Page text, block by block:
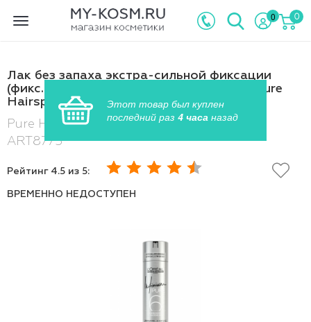
Toggle
0 0
Лак без запаха экстра-сильной фиксации
(фикс.4) - L'Оreal Professionnel Infinium Pure
Hairspray Extra-Fort Extra-Strong
Pure Hairspray Extra-Strong , Артикул:
ART8775
Рейтинг 4.5 из 5:
ВРЕМЕННО НЕДОСТУПЕН
Этот товар был куплен
последний раз 4 часа назад